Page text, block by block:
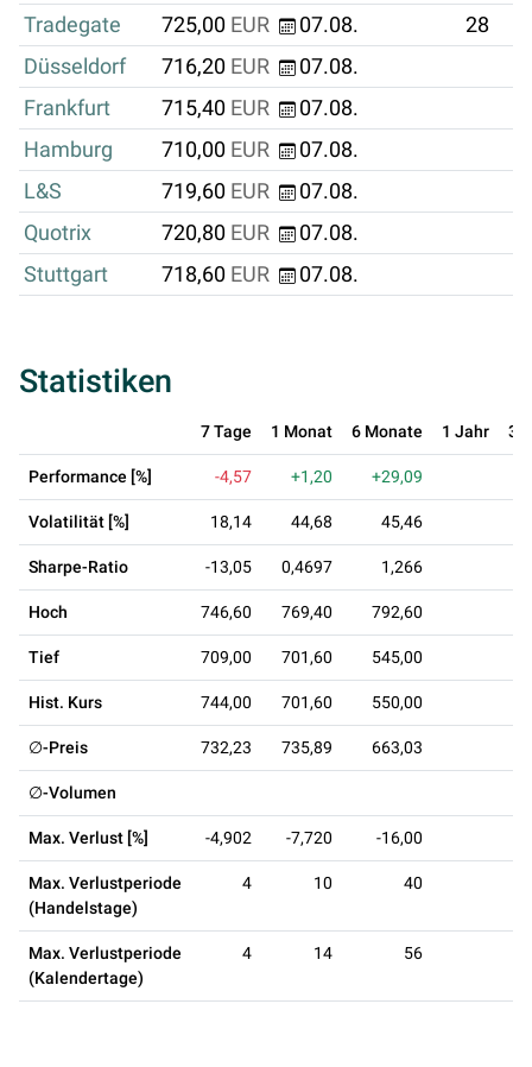
Tradegate
725,00 EUR 07.08. 28
Düsseldorf
716,20 EUR
07.08.
Frankfurt
715,40 EUR
07.08.
Hamburg
710,00 EUR
07.08.
L&S
719,60 EUR
07.08.
Quotrix
720,80 EUR
07.08.
Stuttgart
718,60 EUR 07.08.
Statistiken
7 Tage 1 Monat 6 Monate 1 Jahr 3
Performance [%] -4,57 +1,20 +29,09
Volatilität [%] 18,14 44,68 45,46
Sharpe-Ratio -13,05 0,4697 1,266
Hoch 746,60 769,40 792,60
Tief 709,00 701,60 545,00
Hist. Kurs 744,00 701,60 550,00
∅-Preis 732,23 735,89 663,03
∅-Volumen
Max. Verlust [%] -4,902 -7,720 -16,00
Max. Verlustperiode
(Handelstage)
4 10 40
Max. Verlustperiode
(Kalendertage)
4 14 56